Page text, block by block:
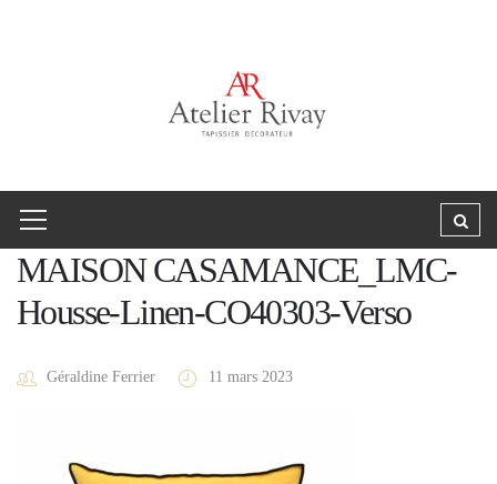
MAISON CASAMANCE_LMC-
Housse-Linen-CO40303-Verso
Géraldine Ferrier 11 mars 2023